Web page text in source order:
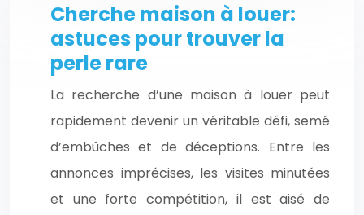
Cherche maison à louer:
astuces pour trouver la
perle rare
La recherche d’une maison à louer peut
rapidement devenir un véritable défi, semé
d’embûches et de déceptions. Entre les
annonces imprécises, les visites minutées
et une forte compétition, il est aisé de